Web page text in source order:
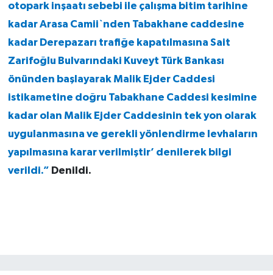
otopark inşaatı sebebi ile çalışma bitim tarihine
kadar Arasa Camii`nden Tabakhane caddesine
kadar Derepazarı trafiğe kapatılmasına Sait
Zarifoğlu Bulvarındaki Kuveyt Türk Bankası
önünden başlayarak Malik Ejder Caddesi
istikametine doğru Tabakhane Caddesi kesimine
kadar olan Malik Ejder Caddesinin tek yon olarak
uygulanmasına ve gerekli yönlendirme levhaların
yapılmasına karar verilmiştir’ denilerek bilgi
verildi.” Denildi.